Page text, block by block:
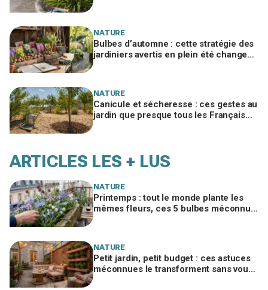
NATURE
Bulbes d’automne : cette stratégie des
jardiniers avertis en plein été change
NATURE
Canicule et sécheresse : ces gestes au
jardin que presque tous les Français
ARTICLES LES + LUS
NATURE
Printemps : tout le monde plante les
mêmes fleurs, ces 5 bulbes méconnus
NATURE
Petit jardin, petit budget : ces astuces
méconnues le transforment sans vous